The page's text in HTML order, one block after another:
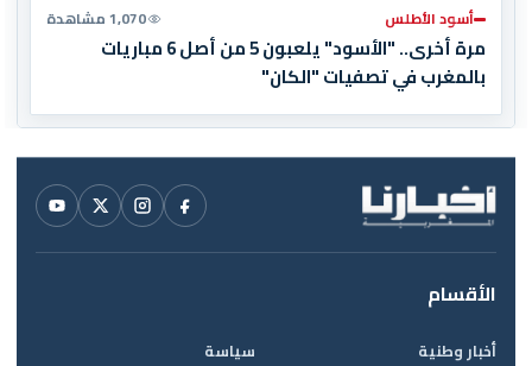
أسود الأطلس 1,070 مشاهدة
مرة أخرى.. "الأسود" يلعبون 5 من أصل 6 مباريات
بالمغرب في تصفيات "الكان"
الأقسام
أخبار وطنية
سياسة